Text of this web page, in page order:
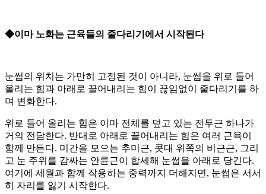
◆이마 노화는 근육들의 줄다리기에서 시작된다
눈썹의 위치는 가만히 고정된 것이 아니라, 눈썹을 위로 들어
올리는 힘과 아래로 끌어내리는 힘이 끊임없이 줄다리기를 하
며 변화한다.
위로 들어 올리는 힘은 이마 전체를 덮고 있는 전두근 하나가
거의 전담한다. 반대로 아래로 끌어내리는 힘은 여러 근육이
함께 만든다. 미간을 모으는 추미근, 콧대 위쪽의 비근근, 그리
고 눈 주위를 감싸는 안륜근이 합세해 눈썹을 아래로 당긴다.
여기에 세월과 함께 작용하는 중력까지 더해지면, 눈썹은 서서
히 자리를 잃기 시작한다.